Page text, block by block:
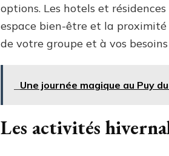
options. Les hotels et
espace bien-être et la
de votre groupe et à vos
Une journée magique au Puy
Les activités